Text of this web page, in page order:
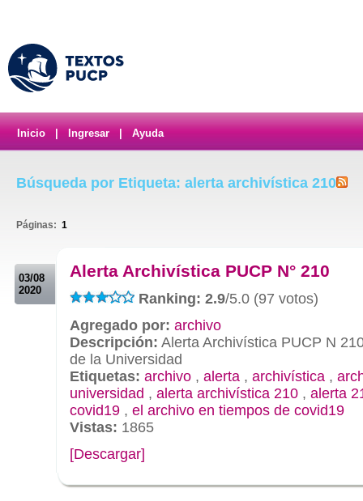
Inicio Ingresar Ayuda
Búsqueda por Etiqueta: alerta archivística 210
Páginas: 1
03/08
2020
Alerta Archivística PUCP N° 210
Ranking: 2.9/5.0 (97 votos)
Agregado por: archivo
Descripción: Alerta Archivística PUCP N
de la Universidad
Etiquetas: archivo , alerta , archivística ,
universidad , alerta archivística 210 , alerta
covid19 , el archivo en tiempos de covid19
Vistas: 1865
[Descargar]